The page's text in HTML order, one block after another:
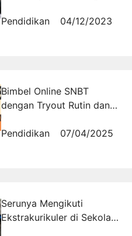
di Era Digital
Pendidikan 04/12/2023
Bimbel Online SNBT
dengan Tryout Rutin dan
Pendidikan
07/04/2025
Serunya Mengikuti
Ekstrakurikuler di Sekolah,